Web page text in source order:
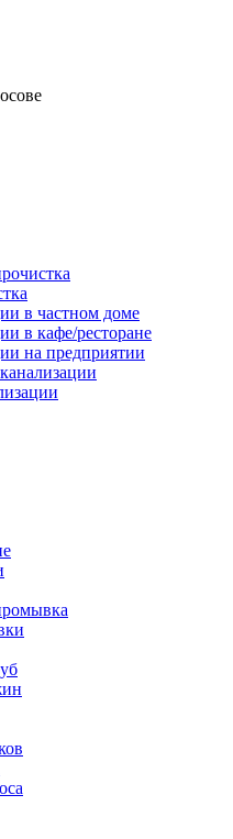
в частном доме
в кафе/ресторане
на предприятии